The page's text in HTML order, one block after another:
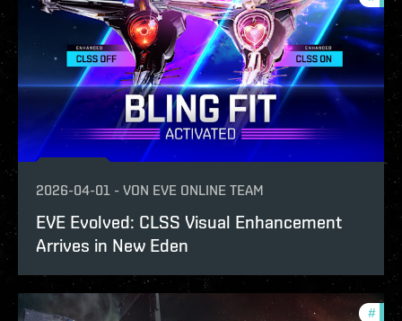
2026-04-01 - VON EVE ONLINE TEAM
EVE Evolved: CLSS Visual Enhancement
Arrives in New Eden
#